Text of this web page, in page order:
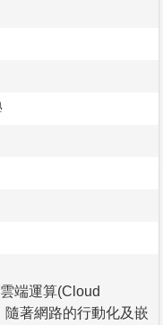
端運算(Cloud
著網路的行動化及嵌